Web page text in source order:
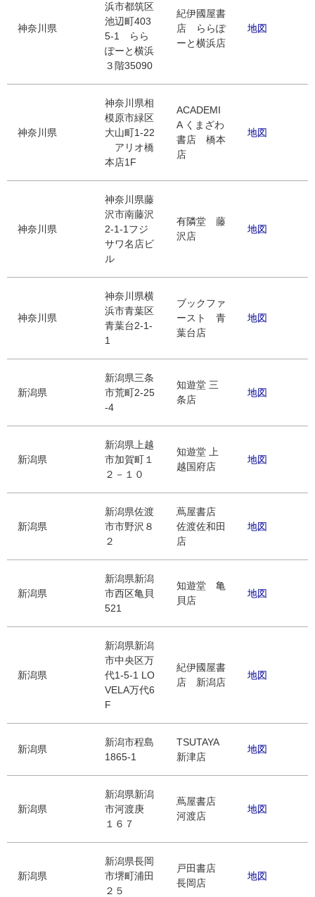
神奈川県
浜市都筑区
池辺町403
5-1 らら
ぽーと横浜
３階35090
紀伊國屋書
店 ららぽ
ーと横浜店
地図
神奈川県
神奈川県相
模原市緑区
大山町1-22
アリオ橋
本店1F
ACADEMI
A くまざわ
書店 橋本
店
地図
神奈川県
神奈川県藤
沢市南藤沢
2-1-1フジ
サワ名店ビ
ル
有隣堂 藤
沢店
地図
神奈川県
神奈川県横
浜市青葉区
青葉台2-1-
1
ブックファ
ースト 青
葉台店
地図
新潟県
新潟県三条
市荒町2-25
-4
知遊堂 三
条店
地図
新潟県
新潟県上越
市加賀町１
２－１０
知遊堂 上
越国府店
地図
新潟県
新潟県佐渡
市市野沢８
２
蔦屋書店
佐渡佐和田
店
地図
新潟県
新潟県新潟
市西区亀貝
521
知遊堂 亀
貝店
地図
新潟県
新潟県新潟
市中央区万
代1-5-1 LO
VELA万代6
F
紀伊國屋書
店 新潟店
地図
新潟県
新潟市程島
1865-1
TSUTAYA
新津店
地図
新潟県
新潟県新潟
市河渡庚
１６７
蔦屋書店
河渡店
地図
新潟県
新潟県長岡
市堺町浦田
２５
戸田書店
長岡店
地図